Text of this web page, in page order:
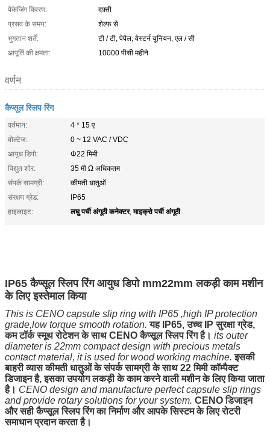
पैकेजिंग विवरण:
दफ़्ती
प्रसव के समय:
शेल्फ से
भुगतान शर्तें:
टी / टी, पेपैल, वेस्टर्न यूनियन, एल / सी
आपूर्ति की क्षमता:
10000 पीसी महीने
वर्णन
कैप्सूल स्लिप रिंग
वर्तमान:
4 * 15 ए
वोल्टेज:
0 ~ 12 VAC / VDC
आयुध डिपो:
Φ22 मिमी
विद्युत शोर:
35 मी Ω अधिकतम
संपर्क सामग्री:
कीमती धातुओं
संरक्षण ग्रेड:
IP65
हाइलाइट:
लघु पर्ची अंगूठी कनेक्टर,माइक्रो पर्ची अंगूठी
IP65 कैप्सूल स्लिप रिंग आयुध डिपो mm22mm लकड़ी काम मशीन
के लिए इस्तेमाल किया
This is CENO capsule slip ring with IP65 ,high IP protection
grade,low torque smooth rotation. यह IP65, उच्च IP सुरक्षा ग्रेड,
कम टॉर्क स्मूथ रोटेशन के साथ CENO कैप्सूल स्लिप रिंग है। its outer
diameter is 22mm compact design with precious metals
contact material, it is used for wood working machine. इसकी
बाहरी व्यास कीमती धातुओं के संपर्क सामग्री के साथ 22 मिमी कॉम्पैक्ट
डिजाइन है, इसका उपयोग लकड़ी के काम करने वाली मशीन के लिए किया जाता
है। CENO design and manufacture perfect capsule slip rings
and provide rotary solutions for your system. CENO डिजाइन
और सही कैप्सूल स्लिप रिंग का निर्माण और आपके सिस्टम के लिए रोटरी
समाधान प्रदान करता है।